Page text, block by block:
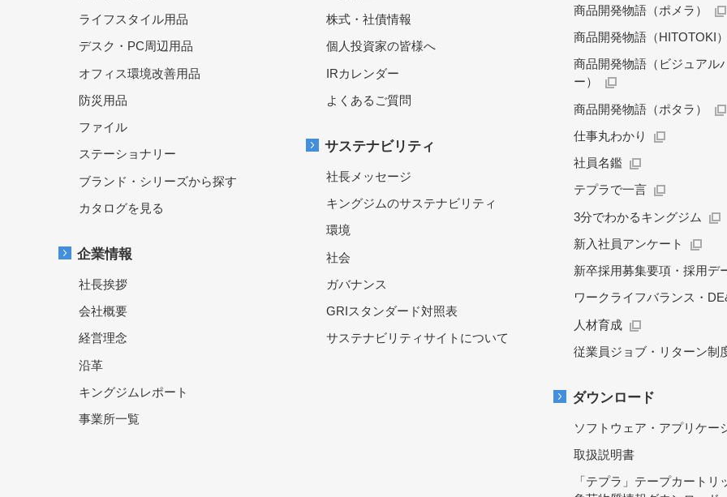
ライフスタイル用品
デスク・PC周辺用品
オフィス環境改善用品
防災用品
ファイル
ステーショナリー
ブランド・シリーズから探す
カタログを見る
企業情報
社長挨拶
会社概要
経営理念
沿革
キングジムレポート
事業所一覧
株式・社債情報
個人投資家の皆様へ
IRカレンダー
よくあるご質問
サステナビリティ
社長メッセージ
キングジムのサステナビリティ
環境
社会
ガバナンス
GRIスタンダード対照表
サステナビリティサイトについて
商品開発物語（ポメラ）
商品開発物語（HITOTOKI
商品開発物語（ビジュアル
ー）
商品開発物語（ポタラ）
仕事丸わかり
社員名鑑
テプラで一言
3分でわかるキングジム
新入社員アンケート
新卒採用募集要項・採用デ
ワークライフバランス・
人材育成
従業員ジョブ・リターン制
ダウンロード
ソフトウェア・アプリケー
取扱説明書
「テプラ」テープカート